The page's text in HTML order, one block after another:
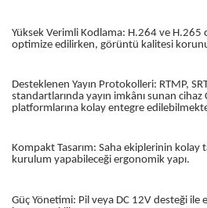
Yüksek Verimli Kodlama: H.264 ve H.265
optimize edilirken, görüntü kalitesi
Desteklenen Yayın Protokolleri: RTMP,
standartlarında yayın imkânı sunan cihaz
platformlarına kolay entegre
Kompakt Tasarım: Saha ekiplerinin kolay
kurulum yapabileceği ergonomik yapı.
Güç Yönetimi: Pil veya DC 12V desteği ile